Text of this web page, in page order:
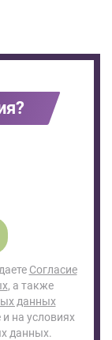
Согласие
, а также
данных
и на условиях
данных.